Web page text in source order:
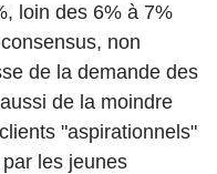
loin des 6% à 7%
non
de la demande des
de la moindre
"aspirationnels"
les jeunes